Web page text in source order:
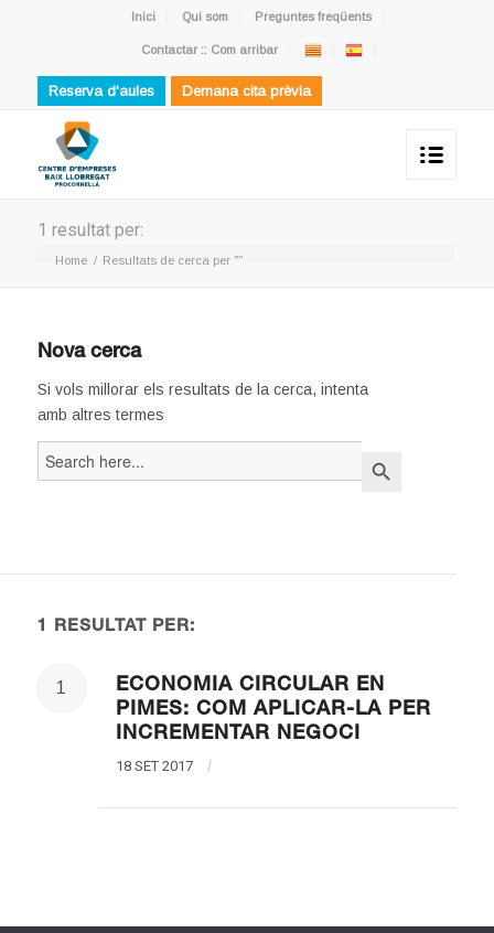
Inici Qui som Preguntes freqüents
Contactar :: Com arribar
Reserva d'aules Demana cita prèvia
1 resultat per:
Home / Resultats de cerca per ""
Nova cerca
Si vols millorar els resultats de la cerca, intenta
amb altres termes
Search
for:
1 RESULTAT PER:
1
ECONOMIA CIRCULAR EN
PIMES: COM APLICAR-LA PER
INCREMENTAR NEGOCI
18 SET 2017 /